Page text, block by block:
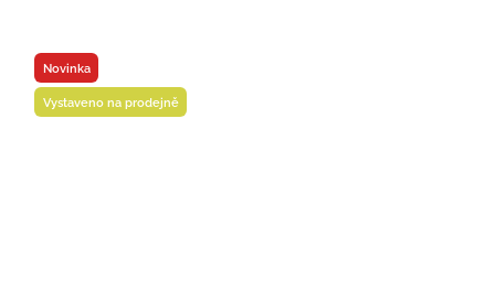
Novinka
Vystaveno na prodejně